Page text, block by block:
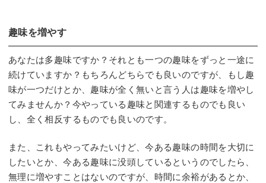
趣味を増やす
あなたは多趣味ですか？それとも一つの趣味をずっと一途に
続けていますか？もちろんどちらでも良いのですが、もし趣
味が一つだけとか、趣味が全く無いと言う人は趣味を増やし
てみませんか？今やっている趣味と関連するものでも良い
し、全く相反するものでも良いのです。
また、これもやってみたいけど、今ある趣味の時間を大切に
したいとか、今ある趣味に没頭しているというのでしたら、
無理に増やすことはないのですが、時間に余裕があるとか、